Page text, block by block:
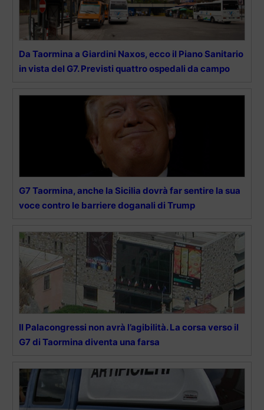
Da Taormina a Giardini Naxos, ecco il Piano Sanitario
in vista del G7. Previsti quattro ospedali da campo
G7 Taormina, anche la Sicilia dovrà far sentire la sua
voce contro le barriere doganali di Trump
Il Palacongressi non avrà l’agibilità. La corsa verso il
G7 di Taormina diventa una farsa